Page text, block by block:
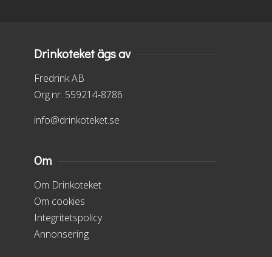
Drinkoteket ägs av
Fredrink AB
Org.nr: 559214-8786
info@drinkoteket.se
Om
Om Drinkoteket
Om cookies
Integritetspolicy
Annonsering